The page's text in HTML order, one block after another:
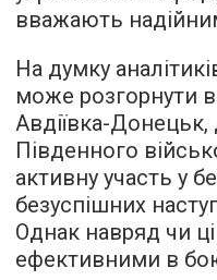
вважають
На думку
може розгорнути
Авдіївка-Донецьк,
Південного
активну участь у
безуспішних
Однак навряд чи
ефективними в